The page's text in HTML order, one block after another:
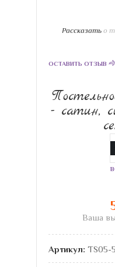
Рассказать о
ОСТАВИТЬ ОТЗЫВ
- сатин,
Ваша
Артикул: TS05-